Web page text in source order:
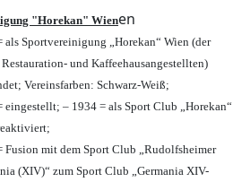
"Horekan" Wienen
als Sportvereinigung „Horekan“ Wien (der
und Kaffeehausangestellten)
Vereinsfarben: Schwarz-Weiß;
eingestellt; – 1934 = als Sport Club „Horekan“
Fusion mit dem Sport Club „Rudolfsheimer
(XIV)“ zum Sport Club „Germania XIV-